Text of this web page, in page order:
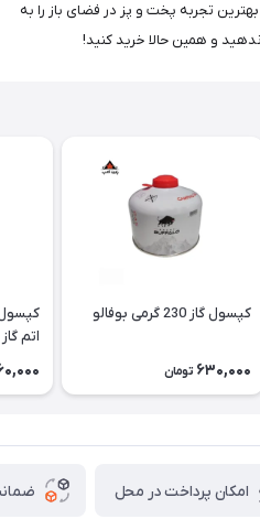
تجربه پخت و پز در فضای باز را به
و همین حالا خرید کنید!
کپسول گاز 230 گرمی بوفالو
630,000 تومان
اتم گاز Atom Gaz
امکان پرداخت در محل